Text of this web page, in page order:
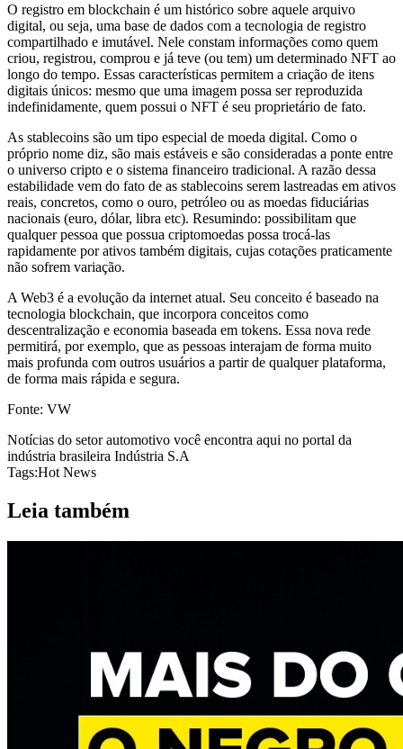
O registro em blockchain é um histórico sobre aquele arquivo
digital, ou seja, uma base de dados com a tecnologia de registro
compartilhado e imutável. Nele constam informações como quem
criou, registrou, comprou e já teve (ou tem) um determinado NFT ao
longo do tempo. Essas características permitem a criação de itens
digitais únicos: mesmo que uma imagem possa ser reproduzida
indefinidamente, quem possui o NFT é seu proprietário de fato.
As stablecoins são um tipo especial de moeda digital. Como o
próprio nome diz, são mais estáveis e são consideradas a ponte entre
o universo cripto e o sistema financeiro tradicional. A razão dessa
estabilidade vem do fato de as stablecoins serem lastreadas em ativos
reais, concretos, como o ouro, petróleo ou as moedas fiduciárias
nacionais (euro, dólar, libra etc). Resumindo: possibilitam que
qualquer pessoa que possua criptomoedas possa trocá-las
rapidamente por ativos também digitais, cujas cotações praticamente
não sofrem variação.
A Web3 é a evolução da internet atual. Seu conceito é baseado na
tecnologia blockchain, que incorpora conceitos como
descentralização e economia baseada em tokens. Essa nova rede
permitirá, por exemplo, que as pessoas interajam de forma muito
mais profunda com outros usuários a partir de qualquer plataforma,
de forma mais rápida e segura.
Fonte: VW
Notícias do setor automotivo você encontra aqui no portal da
indústria brasileira Indústria S.A
Tags:Hot News
Leia também